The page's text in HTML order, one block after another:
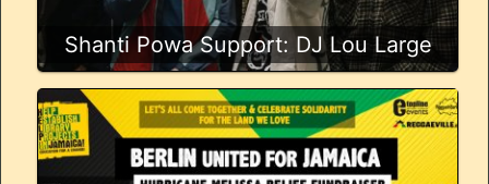
Shanti Powa Support: DJ Lou Large